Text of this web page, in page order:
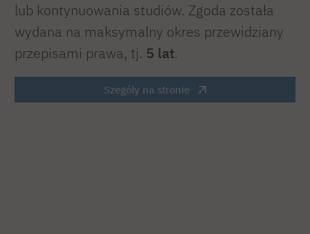
lub kontynuowania studiów. Zgoda została
wydana na maksymalny okres przewidziany
przepisami prawa, tj. 5 lat.
Szegóły na stronie